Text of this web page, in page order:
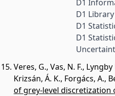
D1
D1
D1
D1
Veres, G., Vas, N. F., Lyngby
Krizsán, Á. K., Forgács, A.,
of grey-level